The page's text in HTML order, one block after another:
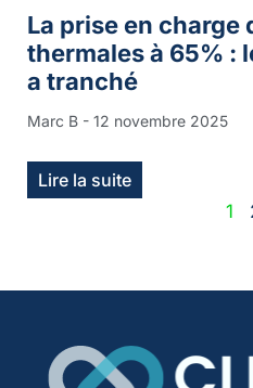
La prise en charge
thermales à 65% :
a tranché
Marc B 12 novembre 2025
Lire la suite
1